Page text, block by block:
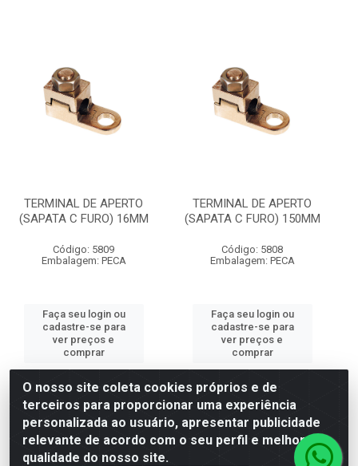
TERMINAL DE APERTO
(SAPATA C FURO) 16MM
Código: 5809
Embalagem: PECA
Faça seu login ou
cadastre-se para
ver preços e
comprar
TERMINAL DE APERTO
(SAPATA C FURO) 150MM
Código: 5808
Embalagem: PECA
Faça seu login ou
cadastre-se para
ver preços e
comprar
O nosso site coleta cookies próprios e de
terceiros para proporcionar uma experiência
personalizada ao usuário, apresentar publicidade
relevante de acordo com o seu perfil e melhorar a
qualidade do nosso site.